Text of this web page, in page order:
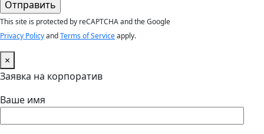
This site is protected by reCAPTCHA and the Google
Privacy PolicyandTerms of Serviceapply.
×
Заявка на корпоратив
Ваше имя